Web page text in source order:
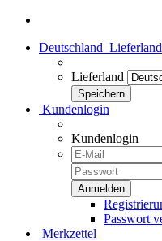
Deutschland Lieferland
Lieferland
Kundenlogin
Kundenlogin
Passwort
Merkzettel